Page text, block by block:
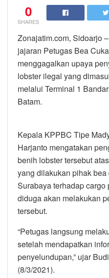
0
SHARES
Zonajatim.com, Sidoarjo
jajaran Petugas Bea
menggagalkan upaya
lobster ilegal yang
melalui Terminal 1
Batam.
Kepala KPPBC Tipe
Harjanto mengatakan
benih lobster tersebut
yang dilakukan pihak
Surabaya terhadap
diduga akan melakukan
tersebut.
“Petugas langsung
setelah mendapatkan
penyelundupan,” ujar
(8/3/2021).